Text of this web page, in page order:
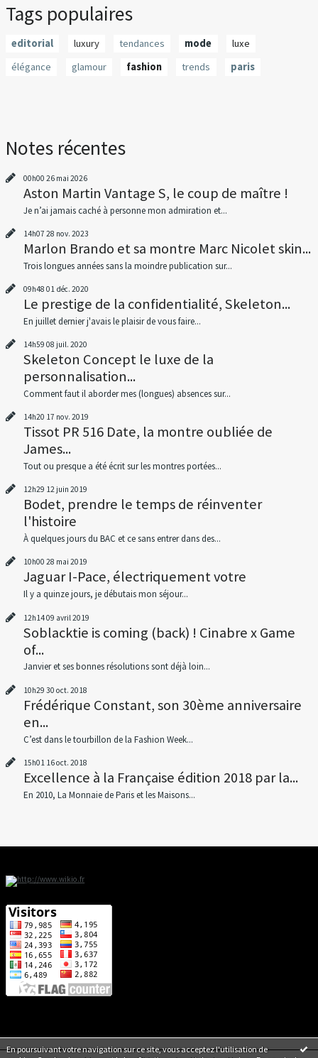
En poursuivant votre navigation sur ce site, vous acceptez l'utilisation de
Tags populaires
editorial luxury tendances mode
luxe
élégance
glamour fashion trends paris
Notes récentes
00h00 26 mai 2026
Aston Martin Vantage S, le coup de maître !
Je n’ai jamais caché à personne mon admiration et...
14h07 28 nov. 2023
Marlon Brando et sa montre Marc Nicolet skin...
Trois longues années sans la moindre publication sur...
09h48 01 déc. 2020
Le prestige de la confidentialité, Skeleton...
En juillet dernier j'avais le plaisir de vous faire...
14h59 08 juil. 2020
Skeleton Concept le luxe de la
personnalisation...
Comment faut il aborder mes (longues) absences sur...
14h20 17 nov. 2019
Tissot PR 516 Date, la montre oubliée de
James...
Tout ou presque a été écrit sur les montres portées...
12h29 12 juin 2019
Bodet, prendre le temps de réinventer
l'histoire
À quelques jours du BAC et ce sans entrer dans des...
10h00 28 mai 2019
Jaguar I-Pace, électriquement votre
Il y a quinze jours, je débutais mon séjour...
12h1409 avril 2019
Soblacktie is coming (back) ! Cinabre x Game
of...
Janvier et ses bonnes résolutions sont déjà loin...
10h29 30 oct. 2018
Frédérique Constant, son 30ème anniversaire
en...
C’est dans le tourbillon de la Fashion Week...
15h01 16oct. 2018
Excellence à la Française édition 2018 par la...
En 2010, La Monnaie de Paris et les Maisons...